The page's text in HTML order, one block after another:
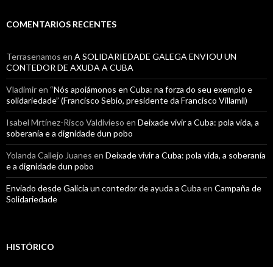
COMENTARIOS RECENTES
Terrasenamos en A SOLIDARIEDADE GALEGA ENVIOU UN
CONTEDOR DE AXUDA A CUBA
Vladimiren “Nós apoiámonos en Cuba: na forza do seu exemplo e
solidariedade” (Francisco Sebio, presidente da Francisco Villamil)
Isabel Mrtínez-Risco Valdivieso en Deixade vivir a Cuba: pola vida, a
soberanía e a dignidade dun pobo
Yolanda Callejo Juanes en Deixade vivir a Cuba: pola vida, a soberanía
e a dignidade dun pobo
Enviado desde Galicia un contedor de ayuda a Cuba en Campaña de
Solidariedade
HISTÓRICO